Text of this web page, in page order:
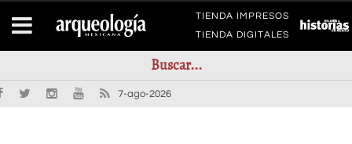
TIENDA IMPRESOS
TIENDA DIGITALES
7-ago-2026